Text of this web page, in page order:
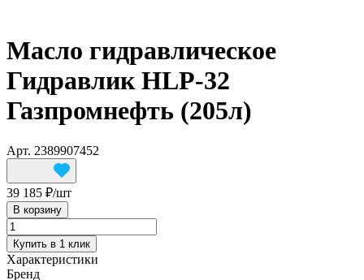
Масло гидравлическое
Гидравлик HLP-32
Газпромнефть (205л)
Арт. 2389907452
39 185 ₽/шт
В корзину
Купить в 1 клик
Характеристики
Бренд